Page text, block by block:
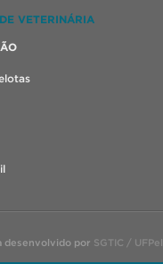
VETERINÁRIA
desenvolvido por SGTIC / UFPel